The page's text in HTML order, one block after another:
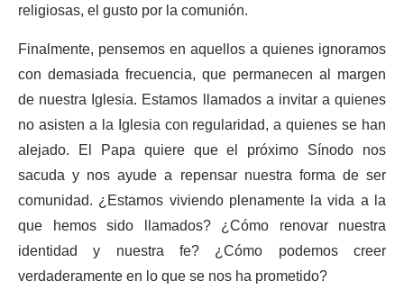
religiosas, el gusto por la comunión.
Finalmente, pensemos en aquellos a quienes ignoramos
con demasiada frecuencia, que permanecen al margen
de nuestra Iglesia. Estamos llamados a invitar a quienes
no asisten a la Iglesia con regularidad, a quienes se han
alejado. El Papa quiere que el próximo Sínodo nos
sacuda y nos ayude a repensar nuestra forma de ser
comunidad. ¿Estamos viviendo plenamente la vida a la
que hemos sido llamados? ¿Cómo renovar nuestra
identidad y nuestra fe? ¿Cómo podemos creer
verdaderamente en lo que se nos ha prometido?